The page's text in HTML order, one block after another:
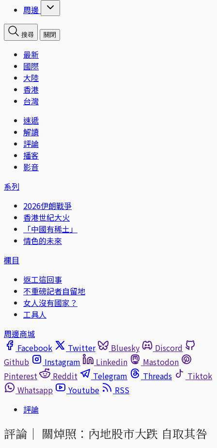
周邊
搜尋 關閉
最新
國際
大陸
香港
台灣
速遞
解讀
評論
播客
影音
系列
2026伊朗戰爭
香港世紀大火
「中國有稀土」
情色的未來
欄目
返工這回事
不重磅記者自留地
女人沒有國家？
工具人
周邊商城
Facebook
Twitter Bluesky
Discord
Github
Instagram Linkedin
Mastodon
Pinterest
Reddit Telegram Threads
Tiktok
Whatsapp
Youtube
RSS
評論
評論｜ 關焯照：內地股市大跌 自取其咎